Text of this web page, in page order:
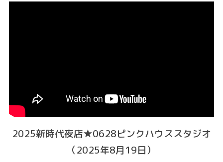
2025新時代夜店★0628ピンクハウススタジオ
（2025年8月19日）